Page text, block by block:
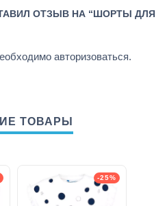
ОТЗЫВ НА “ШОРТЫ ДЛЯ
авторизоваться.
ТОВАРЫ
-25%